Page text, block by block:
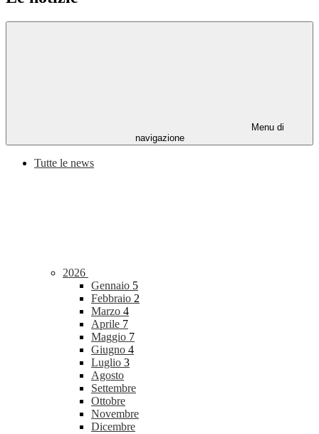
Menu di
navigazione
Tutte le news
2026
Gennaio 5
Febbraio 2
Marzo 4
Aprile 7
Maggio 7
Giugno 4
Luglio 3
Agosto
Settembre
Ottobre
Novembre
Dicembre